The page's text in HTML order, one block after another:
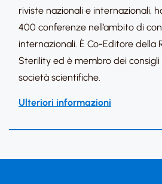
riviste nazionali e internazionali,
400 conferenze nell’ambito di
internazionali. È Co-Editore della
Sterility ed è membro dei
società scientifiche.
Ulteriori informazioni